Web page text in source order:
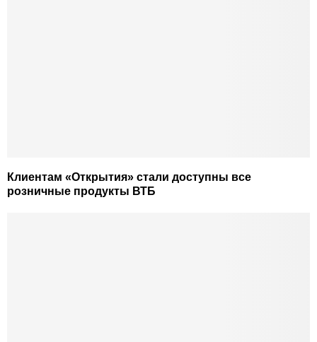
Клиентам «Открытия» стали доступны все
розничные продукты ВТБ